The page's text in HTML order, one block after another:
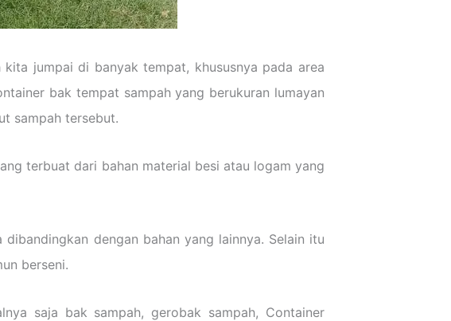
jumpai di banyak tempat, khususnya pada area
bak tempat sampah yang berukuran lumayan
sampah tersebut.
terbuat dari bahan material besi atau logam yang
dengan bahan yang lainnya. Selain itu
berseni.
saja bak sampah, gerobak sampah, Container